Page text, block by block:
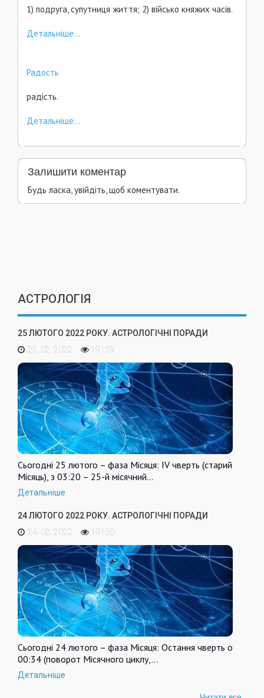
1) подруга, супутниця життя; 2) військо княжих часів.
Детальніше...
Радость
радість.
Детальніше...
Залишити коментар
Будь ласка, увійдіть, щоб коментувати.
АСТРОЛОГІЯ
25 ЛЮТОГО 2022 РОКУ. АСТРОЛОГІЧНІ ПОРАДИ
25. 02. 2022
19159
Сьогодні 25 лютого – фаза Місяця: IV чверть (старий
Місяць), з 03:20 – 25-й місячний…
Детальніше
24 ЛЮТОГО 2022 РОКУ. АСТРОЛОГІЧНІ ПОРАДИ
24. 02. 2022
19150
Сьогодні 24 лютого – фаза Місяця: Остання чверть о
00:34 (поворот Місячного циклу,…
Детальніше